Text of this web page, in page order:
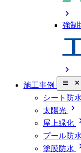
chevron_right
強制
chevron_right
施工事例 close_small
シート防水
太陽光 chevron_right
屋上緑化
プール防水
塗膜防水